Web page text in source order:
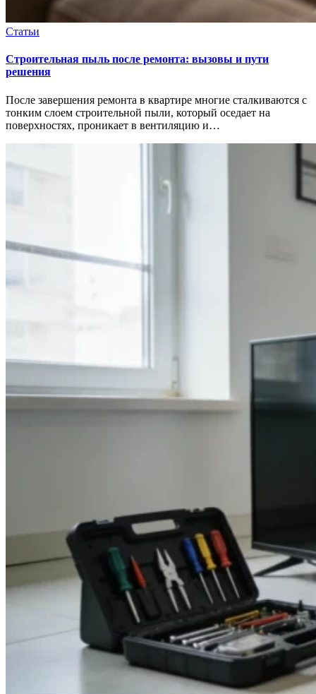
Статьи
Строительная пыль после ремонта: вызовы и пути
решения
После завершения ремонта в квартире многие сталкиваются с
тонким слоем строительной пыли, который оседает на
поверхностях, проникает в вентиляцию и…